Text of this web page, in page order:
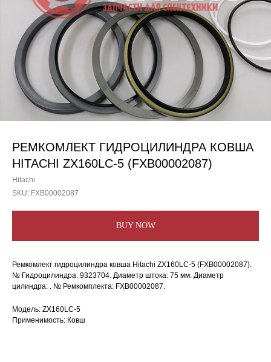
РЕМКОМЛЕКТ ГИДРОЦИЛИНДРА КОВША
HITACHI ZX160LC-5 (FXB00002087)
Hitachi
SKU: FXB00002087
BUY NOW
Ремкомлект гидроцилиндра ковша Hitachi ZX160LC-5 (FXB00002087).
№ Гидроцилиндра: 9323704. Диаметр штока: 75 мм. Диаметр
цилиндра: . № Ремкомплекта: FXB00002087.
Модель: ZX160LC-5
Применимость: Ковш